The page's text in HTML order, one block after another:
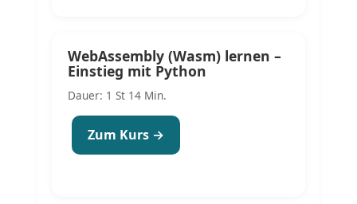
WebAssembly (Wasm) lernen –
Einstieg mit Python
Dauer: 1 St 14 Min.
Zum Kurs →